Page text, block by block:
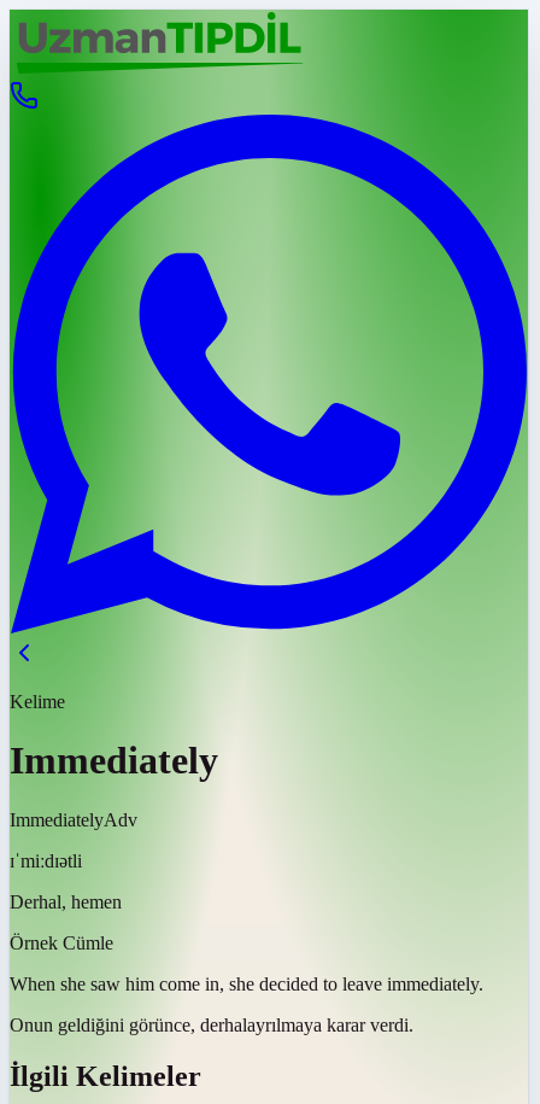
Kelime
Immediately
ImmediatelyAdv
ɪˈmiːdɪətli
Derhal, hemen
Örnek Cümle
When she saw him come in, she decided to leave immediately.
Onun geldiğini görünce, derhalayrılmaya karar verdi.
İlgili Kelimeler